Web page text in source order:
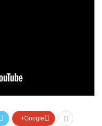
Google+